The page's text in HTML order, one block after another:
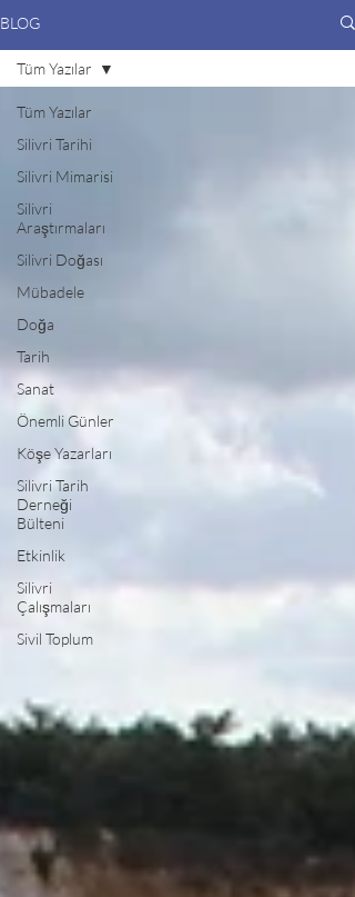
BLOG
Tüm Yazılar
Silivri Tarihi
Silivri Mimarisi
Silivri
Araştırmaları
Silivri Doğası
Mübadele
Doğa
Tarih
Sanat
Önemli Günler
Köşe Yazarları
Silivri Tarih
Derneği
Bülteni
Etkinlik
Silivri
Çalışmaları
Sivil Toplum
Tüm Yazılar